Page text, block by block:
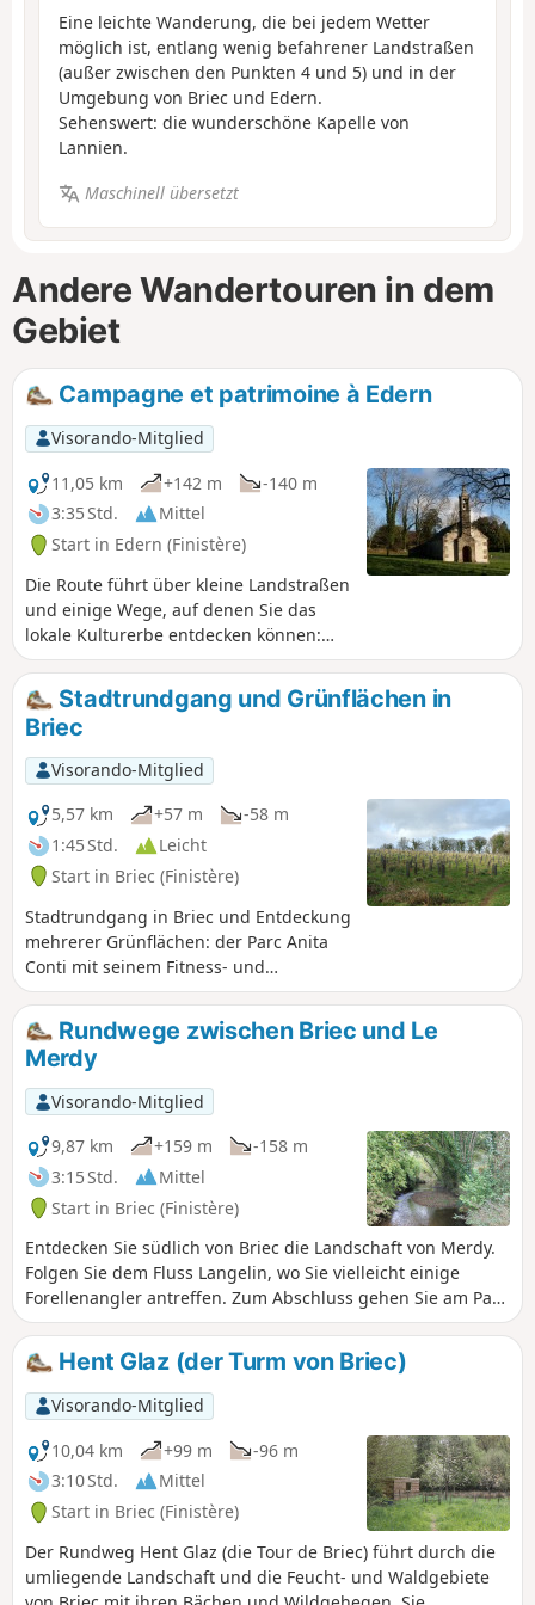
Eine leichte Wanderung, die bei jedem Wetter
möglich ist, entlang wenig befahrener Landstraßen
(außer zwischen den Punkten 4 und 5) und in der
Umgebung von Briec und Edern.
Sehenswert: die wunderschöne Kapelle von
Lannien.
Maschinell übersetzt
Andere Wandertouren in dem
Gebiet
Campagne et patrimoine à Edern
Visorando-Mitglied
11,05 km
+142 m
-140 m
3:35 Std.
Mittel
Start in Edern (Finistère)
Die Route führt über kleine Landstraßen
und einige Wege, auf denen Sie das
lokale Kulturerbe entdecken können:
Kapelle, Kreuz, Überreste einer
ehemaligen Abtei und ein
monumentaler Brunnen, der 2023 vom
Verein Edern Histoire et Patrimoine vor
dem Vergessen bewahrt wurde.
Stadtrundgang und Grünflächen in
Briec
Visorando-Mitglied
5,57 km
+57 m
-58 m
1:45 Std.
Leicht
Start in Briec (Finistère)
Stadtrundgang in Briec und Entdeckung
mehrerer Grünflächen: der Parc Anita
Conti mit seinem Fitness- und
Orientierungsparcours, der zukünftige
8,7 ha große Stadtwald, in dem seit
2024 7.500 Bäume gepflanzt wurden.
Der Parcours bietet mehrere Bänke zum
Ausruhen und Bereiche mit
Kinderspielplätzen sowie Picknicktische.
Rundwege zwischen Briec und Le
Merdy
Visorando-Mitglied
9,87 km
+159 m
-158 m
3:15 Std.
Mittel
Start in Briec (Finistère)
Entdecken Sie südlich von Briec die Landschaft von Merdy.
Folgen Sie dem Fluss Langelin, wo Sie vielleicht einige
Forellenangler antreffen. Zum Abschluss gehen Sie am Park
des Manoir de la Boissière entlang und durchqueren
dessen Wald.
Hent Glaz (der Turm von Briec)
Visorando-Mitglied
10,04 km
+99 m
-96 m
3:10 Std.
Mittel
Start in Briec (Finistère)
Der Rundweg Hent Glaz (die Tour de Briec) führt durch die
umliegende Landschaft und die Feucht- und Waldgebiete